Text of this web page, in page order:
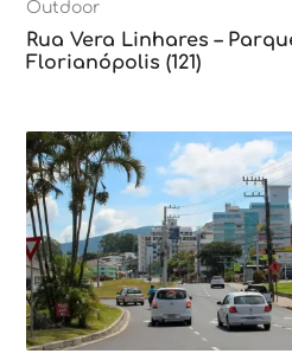
Outdoor
Rua Vera Linhares –
Florianópolis (121)